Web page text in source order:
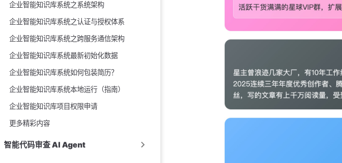
企业智能知识库系统之系统架构
企业智能知识库系统之认证与授权体系
企业智能知识库系统之跨服务通信架构
企业智能知识库系统最新初始化数据
企业智能知识库系统如何包装简历？
企业智能知识库系统本地运行（指南）
企业智能知识库项目权限申请
更多精彩内容
智能代码审查 AI Agent